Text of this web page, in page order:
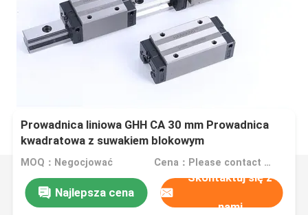
Prowadnica liniowa GHH CA 30 mm Prowadnica
kwadratowa z suwakiem blokowym
MOQ：Negocjować Cena：Please contact for a quote
Najlepsza cena
Skontaktuj się z
nami